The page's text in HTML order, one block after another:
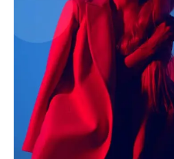
Privacy Policy
Terms of Use Agreement
Facebook
X WhatsApp
Share